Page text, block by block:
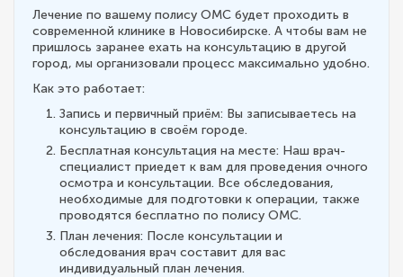
Лечение по вашему полису ОМС будет проходить в
современной клинике в Новосибирске. А чтобы вам не
пришлось заранее ехать на консультацию в другой
город, мы организовали процесс максимально удобно.
Как это работает:
Запись и первичный приём: Вы записываетесь на
консультацию в своём городе.
Бесплатная консультация на месте: Наш врач-
специалист приедет к вам для проведения очного
осмотра и консультации. Все обследования,
необходимые для подготовки к операции, также
проводятся бесплатно по полису ОМС.
План лечения: После консультации и
обследования врач составит для вас
индивидуальный план лечения.